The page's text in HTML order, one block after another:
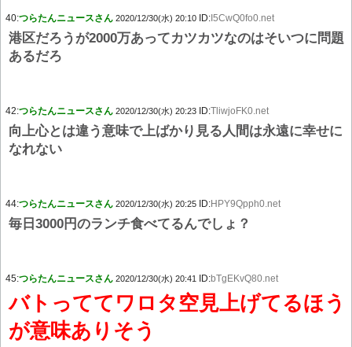
40:つらたんニュースさん 2020/12/30(水) 20:10 ID: I5CwQ0fo0.net
港区だろうが2000万あってカツカツなのはそいつに問題
あるだろ
42:つらたんニュースさん 2020/12/30(水) 20:23 ID:TliwjoFK0.net
向上心とは違う意味で上ばかり見る人間は永遠に幸せに
なれない
44:つらたんニュースさん 2020/12/30(水) 20:25 ID:HPY9Qpph0.net
毎日3000円のランチ食べてるんでしょ？
45:つらたんニュースさん 2020/12/30(水) 20:41 ID:bTgEKvQ80.net
バトっててワロタ空見上げてるほう
が意味ありそう